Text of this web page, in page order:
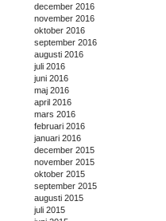
december 2016
november 2016
oktober 2016
september 2016
augusti 2016
juli 2016
juni 2016
maj 2016
april 2016
mars 2016
februari 2016
januari 2016
december 2015
november 2015
oktober 2015
september 2015
augusti 2015
juli 2015